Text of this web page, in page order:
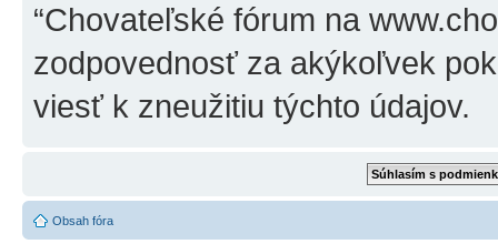
“Chovateľské fórum na
zodpovednosť za akýkoľvek
viesť k zneužitiu týchto údajov.
Obsah fóra